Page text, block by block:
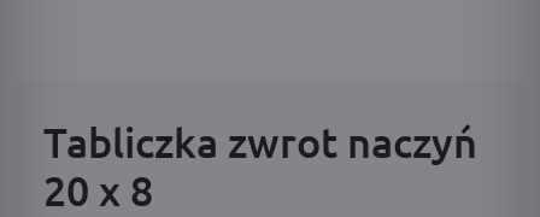
Tabliczka zwrot naczyń
20 x 8